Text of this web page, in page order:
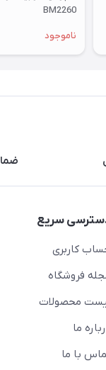
BM2260
ناموجود
سریع
کاربری
فروشگاه
محصولات
ما
با ما